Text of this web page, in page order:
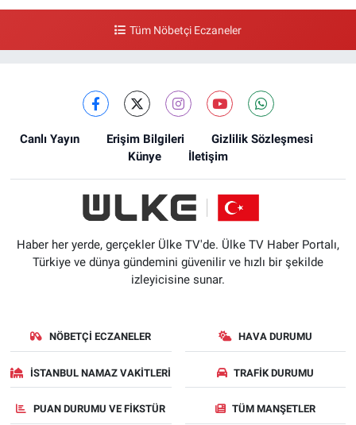
Tüm Nöbetçi Eczaneler
Canlı Yayın Erişim Bilgileri
Gizlilik Sözleşmesi
Künye
İletişim
Haber her yerde, gerçekler Ülke TV'de. Ülke TV Haber Portalı,
Türkiye ve dünya gündemini güvenilir ve hızlı bir şekilde
izleyicisine sunar.
NÖBETÇI ECZANELER HAVA DURUMU
İSTANBUL NAMAZ VAKITLERI TRAFIK DURUMU
PUAN DURUMU VE FIKSTÜR TÜM MANŞETLER